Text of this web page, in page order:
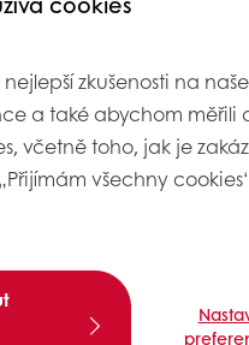
6 %
3 %
1 %
zkušenosti na
a také abychom měřili
včetně toho, jak je
všechny